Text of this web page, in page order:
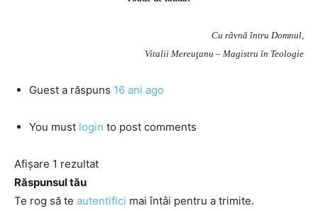
Cu râvnă întru Domnul,
Vitalii Mereuţanu – Magistru în Teologie
Guest a răspuns 16 ani ago
You must login to post comments
Afișare 1 rezultat
Răspunsul tău
Te rog să te autentifici mai întâi pentru a trimite.